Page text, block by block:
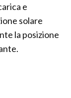
e
solare
la posizione